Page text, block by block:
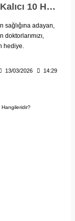
Tıp Bayramı İçin En Anlamlı ve Kalıcı 10 Hediye Önerisi
sağlığına adayan,
hediye.
13/03/2026 14:29